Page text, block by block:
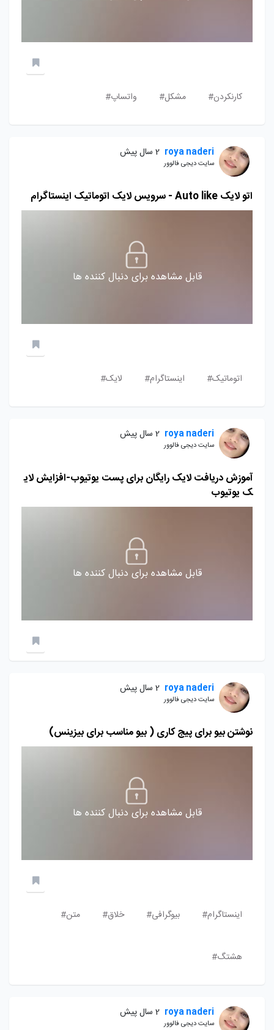
کارنکردن# مشکل# واتساپ#
roya naderi 2 سال پیش
سایت دیجی فالوور
اتو لایک Auto like - سرویس لایک اتوماتیک اینستاگرام
قابل مشاهده برای دنبال کننده ها
اتوماتیک# اینستاگرام# لایک#
roya naderi 2 سال پیش
سایت دیجی فالوور
آموزش دریافت لایک رایگان برای پست یوتیوب-افزایش لای
ک یوتیوب
قابل مشاهده برای دنبال کننده ها
roya naderi 2 سال پیش
سایت دیجی فالوور
نوشتن بیو برای پیج کاری ( بیو مناسب برای بیزینس)
قابل مشاهده برای دنبال کننده ها
اینستاگرام# بیوگرافی# خلاق# متن#
هشتگ#
roya naderi 2 سال پیش
سایت دیجی فالوور